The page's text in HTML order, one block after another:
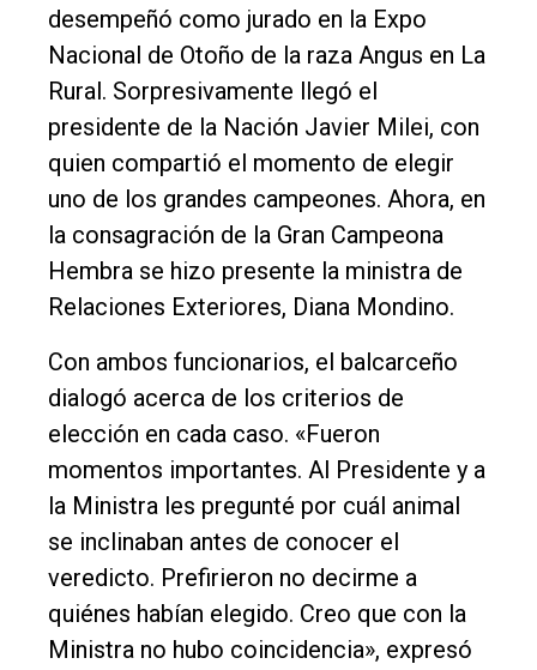
desempeñó como jurado en la Expo
Nacional de Otoño de la raza Angus en La
Rural. Sorpresivamente llegó el
presidente de la Nación Javier Milei, con
quien compartió el momento de elegir
uno de los grandes campeones. Ahora, en
la consagración de la Gran Campeona
Hembra se hizo presente la ministra de
Relaciones Exteriores, Diana Mondino.
Con ambos funcionarios, el balcarceño
dialogó acerca de los criterios de
elección en cada caso. «Fueron
momentos importantes. Al Presidente y a
la Ministra les pregunté por cuál animal
se inclinaban antes de conocer el
veredicto. Prefirieron no decirme a
quiénes habían elegido. Creo que con la
Ministra no hubo coincidencia», expresó